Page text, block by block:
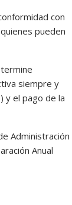
con
pueden
siempre y
y el pago de la
Administración
Anual